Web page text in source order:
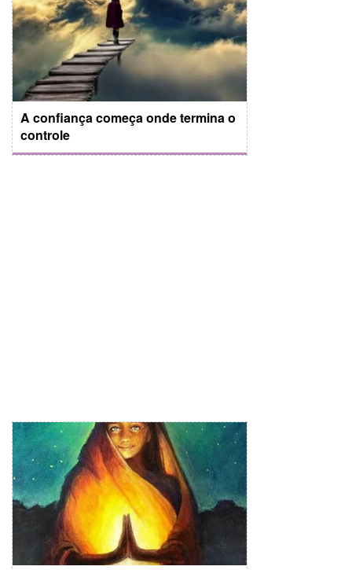
A confiança começa onde termina o
controle